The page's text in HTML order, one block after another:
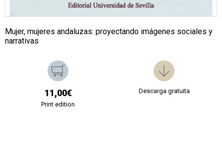
Mujer, mujeres andaluzas: proyectando imágenes sociales y
narrativas
11,00€
Print edition
Descarga gratuita